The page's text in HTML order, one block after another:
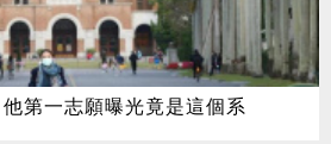
第一志願曝光竟是這個系